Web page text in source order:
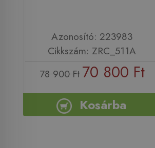
Azonosító: 223983
Cikkszám: ZRC_511A
78 900 Ft 70 800 Ft
Kosárba